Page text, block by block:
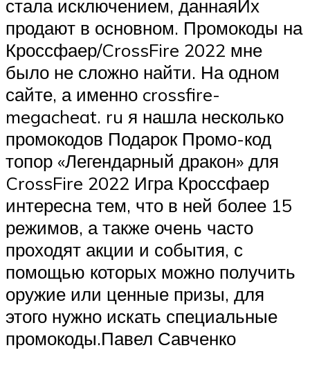
стала исключением, даннаяИх
продают в основном. Промокоды на
Кроссфаер/CrossFire 2022 мне
было не сложно найти. На одном
сайте, а именно crossfire-
megacheat. ru я нашла несколько
промокодов Подарок Промо-код
топор «Легендарный дракон» для
CrossFire 2022 Игра Кроссфаер
интересна тем, что в ней более 15
режимов, а также очень часто
проходят акции и события, с
помощью которых можно получить
оружие или ценные призы, для
этого нужно искать специальные
промокоды.Павел Савченко